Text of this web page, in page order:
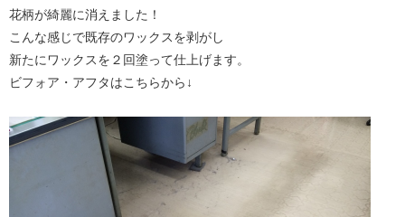
花柄が綺麗に消えました！
こんな感じで既存のワックスを剥がし
新たにワックスを２回塗って仕上げます。
ビフォア・アフタはこちらから↓